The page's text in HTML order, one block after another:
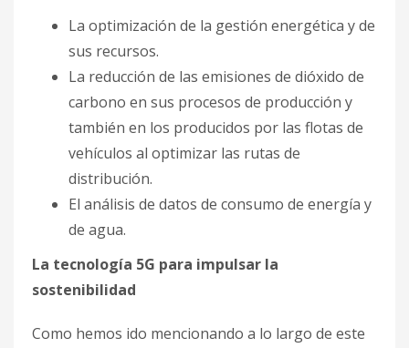
La optimización de la gestión energética y de
sus recursos.
La reducción de las emisiones de dióxido de
carbono en sus procesos de producción y
también en los producidos por las flotas de
vehículos al optimizar las rutas de
distribución.
El análisis de datos de consumo de energía y
de agua.
La tecnología 5G para impulsar la
sostenibilidad
Como hemos ido mencionando a lo largo de este